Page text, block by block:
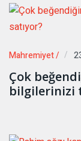
Mahremiyet /
Çok
bilgilerinizi